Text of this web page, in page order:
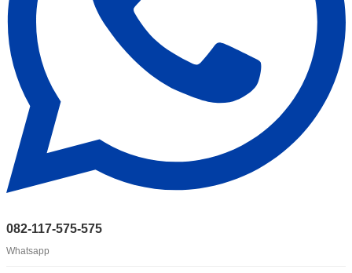
082-117-575-575
Whatsapp